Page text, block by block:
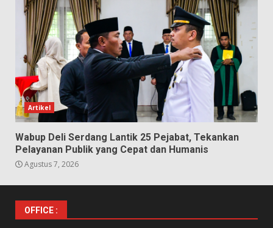
Artikel
Wabup Deli Serdang Lantik 25 Pejabat, Tekankan
Pelayanan Publik yang Cepat dan Humanis
Agustus 7, 2026
OFFICE :